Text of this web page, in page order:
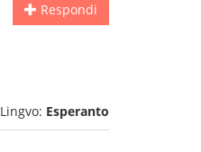
Respondi
Lingvo: Esperanto